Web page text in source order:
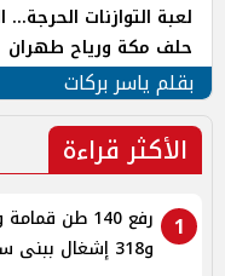
لعبة التوازنات
حلف مكة ورياح طهران
بقلم ياسر بركات
الأكثر قراءة
1
و318 إشغال ببنى سويف